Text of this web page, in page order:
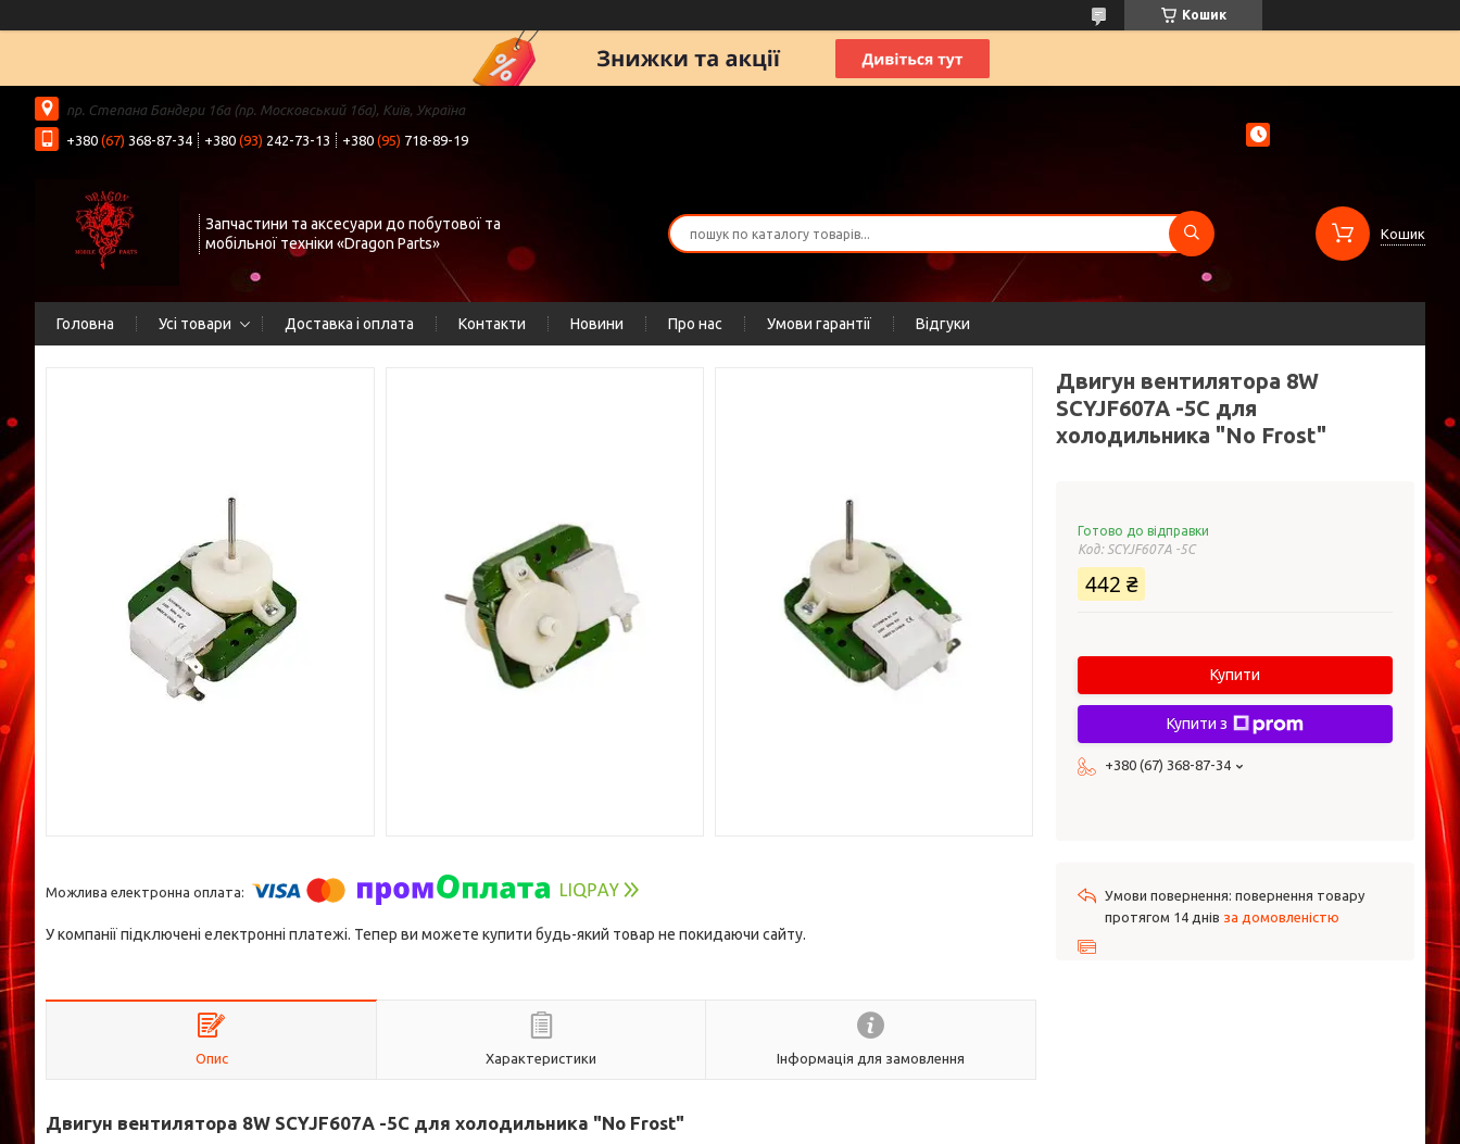
Кошик
пр. Степана Бандери 16а (пр. Московський 16а), Київ, Україна
+380 (67) 368-87-34 +380 (93) 242-73-13 +380 (95) 718-89-19
Запчастини та аксесуари до побутової та
мобільної техніки «Dragon Parts»
Кошик
Головна Усі товари Доставка і оплата Контакти Новини Про нас Умови гарантії Відгуки
У компанії підключені електронні платежі. Тепер ви можете купити будь-який товар не покидаючи сайту.
Опис Характеристики Інформація для замовлення
Двигун вентилятора 8W SCYJF607А -5С для холодильника "No Frost"
Двигун вентилятора 8W
SCYJF607А -5С для
холодильника "No Frost"
Готово до відправки
Код: SCYJF607А -5С
442 ₴
Купити
Купити з
+380 (67) 368-87-34
повернення товару
протягом 14 днів за домовленістю